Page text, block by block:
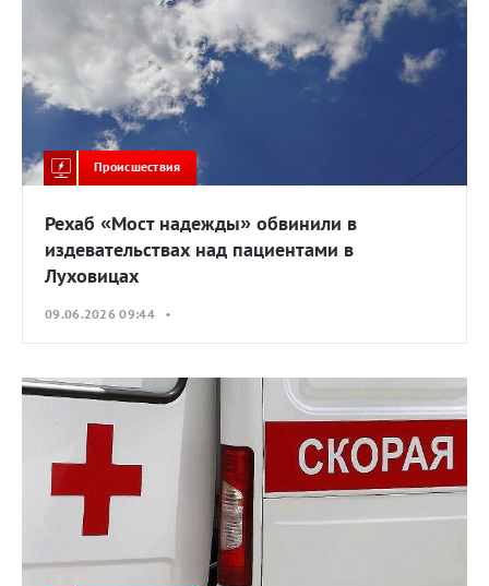
Происшествия
Рехаб «Мост надежды» обвинили в
издевательствах над пациентами в
Луховицах
09.06.2026 09:44 •